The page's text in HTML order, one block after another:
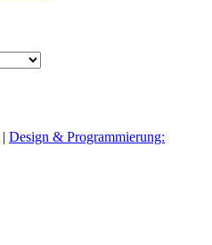
Design & Programmierung: